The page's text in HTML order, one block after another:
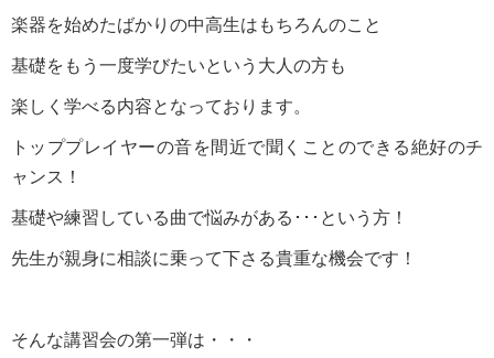
楽器を始めたばかりの中高生はもちろんのこと
基礎をもう一度学びたいという大人の方も
楽しく学べる内容となっております。
トッププレイヤーの音を間近で聞くことのできる絶好のチ
ャンス！
基礎や練習している曲で悩みがある･･･という方！
先生が親身に相談に乗って下さる貴重な機会です！
そんな講習会の第一弾は・・・